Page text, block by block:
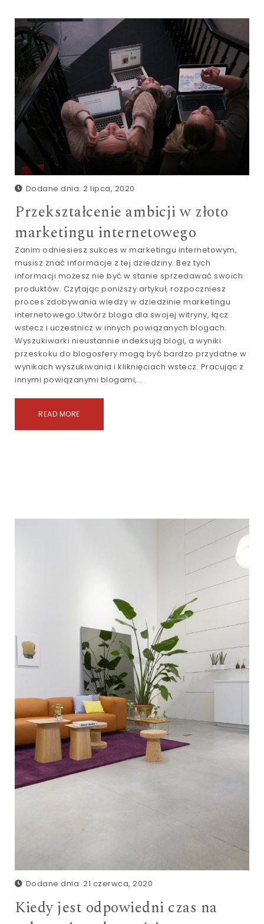
Dodane dnia: 2 lipca, 2020
Przekształcenie ambicji w złoto
marketingu internetowego
Zanim odniesiesz sukces w marketingu internetowym,
musisz znać informacje z tej dziedziny. Bez tych
informacji możesz nie być w stanie sprzedawać swoich
produktów. Czytając poniższy artykuł, rozpoczniesz
proces zdobywania wiedzy w dziedzinie marketingu
internetowego.Utwórz bloga dla swojej witryny, łącz
wstecz i uczestnicz w innych powiązanych blogach.
Wyszukiwarki nieustannie indeksują blogi, a wyniki
przeskoku do blogosfery mogą być bardzo przydatne w
wynikach wyszukiwania i kliknięciach wstecz. Pracując z
innymi powiązanymi blogami,…
READ MORE
Dodane dnia: 21 czerwca, 2020
Kiedy jest odpowiedni czas na